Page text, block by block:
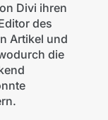
Divi ihren
des
Artikel und
die